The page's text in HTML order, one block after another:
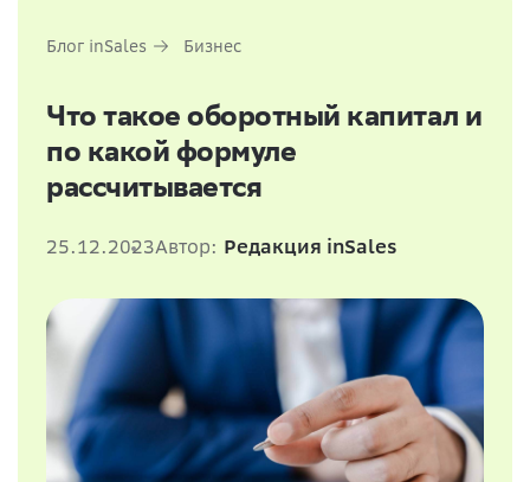
Блог inSales Бизнес
Что такое оборотный капитал и
по какой формуле
рассчитывается
25.12.2023Автор: Редакция inSales